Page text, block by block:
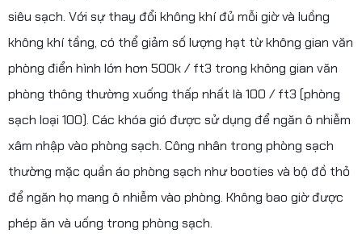
siêu sạch. Với sự thay đổi không khí đủ mỗi giờ và luồng
không khí tầng, có thể giảm số lượng hạt từ không gian văn
phòng điển hình lớn hơn 500k / ft3 trong không gian văn
phòng thông thường xuống thấp nhất là 100 / ft3 (phòng
sạch loại 100). Các khóa gió được sử dụng để ngăn ô nhiễm
xâm nhập vào phòng sạch. Công nhân trong phòng sạch
thường mặc quần áo phòng sạch như booties và bộ đồ thỏ
để ngăn họ mang ô nhiễm vào phòng. Không bao giờ được
phép ăn và uống trong phòng sạch.